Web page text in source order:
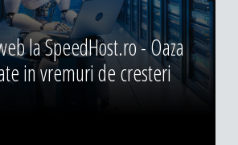
la SpeedHost.ro - Oaza
in vremuri de cresteri